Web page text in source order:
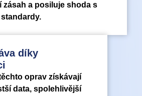
zásah a posiluje shoda s
díky
oprav získávají
data, spolehlivější